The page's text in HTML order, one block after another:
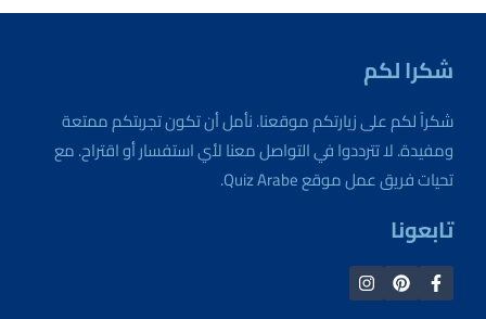
شكرا لكم
شكراً لكم على زيارتكم موقعنا. نأمل أن تكون تجربتكم ممتعة
ومفيدة. لا تترددوا في التواصل معنا لأي استفسار أو اقتراح. مع
تحيات فريق عمل موقع Quiz Arabe.
تابعونا